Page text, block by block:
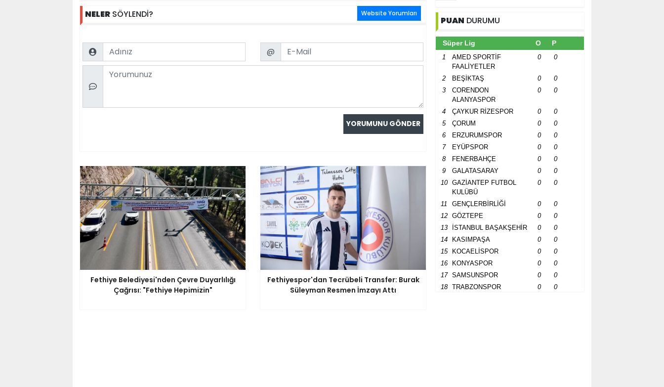
NELER SÖYLENDİ? Website Yorumları
Name Email
@
Comment
Fethiye Belediyesi'nden Çevre Duyarlılığı
Çağrısı: "Fethiye Hepimizin"
Fethiyespor'dan Tecrübeli Transfer: Burak
Süleyman Resmen İmzayı Attı
PUAN DURUMU
Süper Lig O P
1
AMED SPORTİF
FAALİYETLER
0 0
2 BEŞİKTAŞ 0
0
3
CORENDON
ALANYASPOR
0 0
4 ÇAYKUR RİZESPOR 0
0
5
ÇORUM 0
0
6
ERZURUMSPOR 0
0
7
EYÜPSPOR 0
0
8
FENERBAHÇE 0
0
9
GALATASARAY 0
0
10
GAZİANTEP FUTBOL
KULÜBÜ
0 0
11 GENÇLERBİRLİĞİ 0
0
12
GÖZTEPE 0
0
13
İSTANBUL BAŞAKŞEHİR 0
0
14
KASIMPAŞA 0
0
15
KOCAELİSPOR 0
0
16
KONYASPOR 0
0
17
SAMSUNSPOR 0
0
18
TRABZONSPOR 0 0